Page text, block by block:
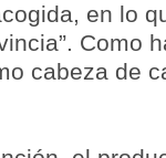
en lo
Como
cabeza de